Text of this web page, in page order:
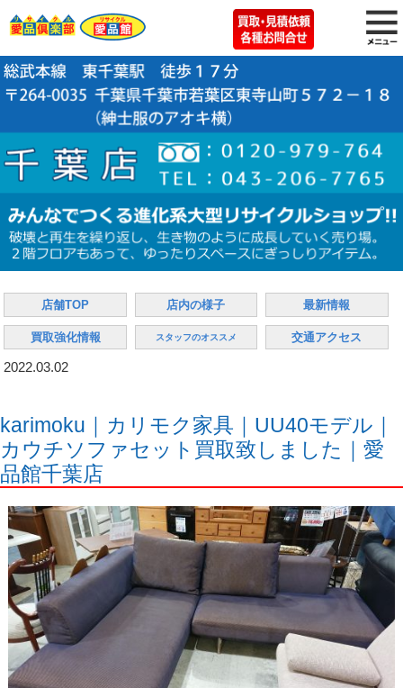
店舗TOP 店内の様子 最新情報
買取強化情報 スタッフのオススメ 交通アクセス
2022.03.02
karimoku｜カリモク家具｜UU40モデル｜
カウチソファセット買取致しました｜愛
品館千葉店